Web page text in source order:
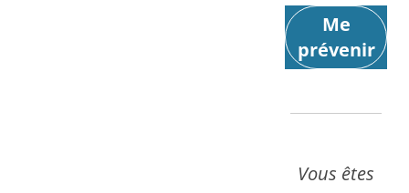
Me
prévenir
Vous êtes